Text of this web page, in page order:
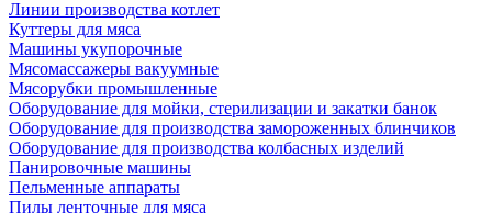
Линии производства котлет
Куттеры для мяса
Машины укупорочные
Мясомассажеры вакуумные
Мясорубки промышленные
Оборудование для мойки, стерилизации и закатки банок
Оборудование для производства замороженных блинчиков
Оборудование для производства колбасных изделий
Панировочные машины
Пельменные аппараты
Пилы ленточные для мяса